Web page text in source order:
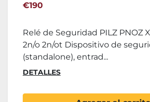
€190
Relé de Seguridad PILZ PNOZ
2n/o 2n/ot Dispositivo de
(standalone), entrad...
DETALLES